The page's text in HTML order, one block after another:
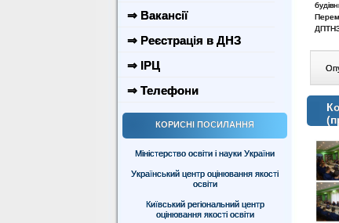
⇒ Вакансії
⇒ Реєстрація в ДНЗ
⇒ ІРЦ
⇒ Телефони
КОРИСНІ ПОСИЛАННЯ
Міністерство освіти і науки України
Український центр оцінювання якості
освіти
Київський регіональний центр
оцінювання якості освіти
ДПТНЗ